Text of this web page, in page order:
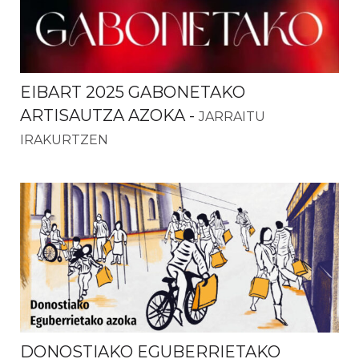
EIBART 2025 GABONETAKO
ARTISAUTZA AZOKA -JARRAITU
IRAKURTZEN
DONOSTIAKO EGUBERRIETAKO